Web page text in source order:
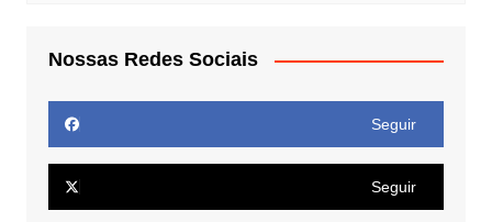
Nossas Redes Sociais
Seguir
Seguir